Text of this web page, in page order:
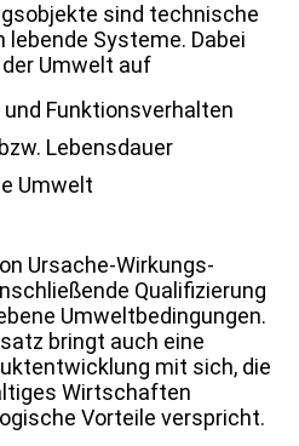
sind technische
lebende Systeme. Dabei
Umwelt auf
Funktionsverhalten
Lebensdauer
Umwelt
Ursache-Wirkungs-
Qualifizierung
Umweltbedingungen.
bringt auch eine
mit sich, die
Wirtschaften
Vorteile verspricht.